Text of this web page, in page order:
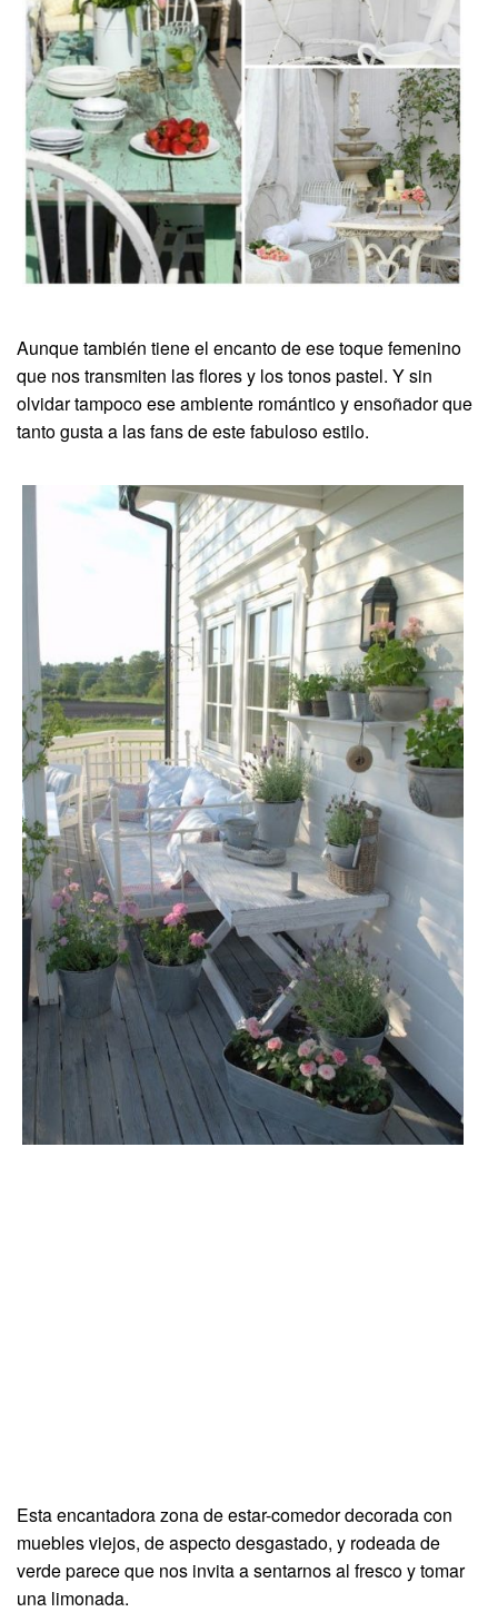
Aunque también tiene el encanto de ese toque femenino
que nos transmiten las flores y los tonos pastel. Y sin
olvidar tampoco ese ambiente romántico y ensoñador que
tanto gusta a las fans de este fabuloso estilo.
Esta encantadora zona de estar-comedor decorada con
muebles viejos, de aspecto desgastado, y rodeada de
verde parece que nos invita a sentarnos al fresco y tomar
una limonada.